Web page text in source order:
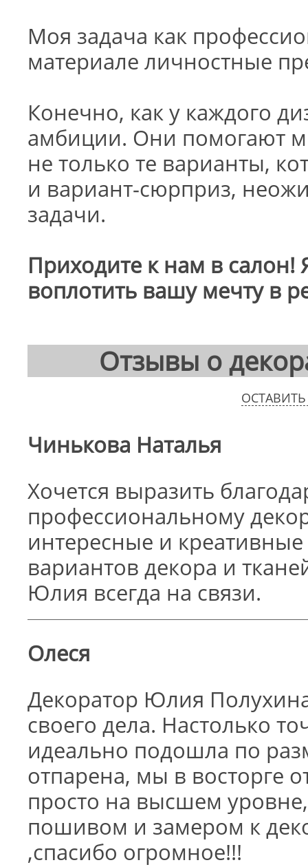
Моя задача как
материале личностные
Конечно, как у каждого
амбиции. Они помогают
не только те варианты,
и вариант-сюрприз,
задачи.
Приходите к нам в салон!
воплотить вашу мечту в
Отзывы о
Чинькова Наталья
Хочется выразить
профессиональному
интересные и
вариантов декора и
Юлия всегда на связи.
Олеся
Декоратор Юлия
своего дела. Настолько
идеально подошла по
отпарена, мы в восторге
просто на высшем
пошивом и замером к
,спасибо огромное!!!